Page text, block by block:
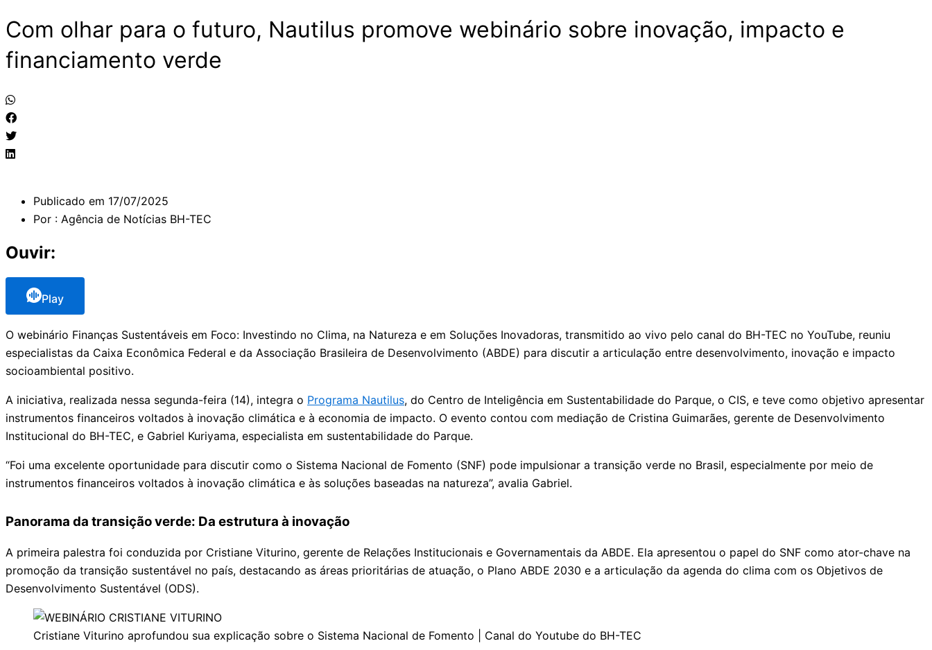
Com olhar para o futuro, Nautilus promove webinário sobre inovação, impacto e
financiamento verde
Publicado em 17/07/2025
Por : Agência de Notícias BH-TEC
Ouvir:
Play
O webinário Finanças Sustentáveis em Foco: Investindo no Clima, na Natureza e em Soluções Inovadoras, transmitido ao vivo pelo canal do BH-TEC no YouTube, reuniu
especialistas da Caixa Econômica Federal e da Associação Brasileira de Desenvolvimento (ABDE) para discutir a articulação entre desenvolvimento, inovação e impacto
socioambiental positivo.
A iniciativa, realizada nessa segunda-feira (14), integra o Programa Nautilus, do Centro de Inteligência em Sustentabilidade do Parque, o CIS, e teve como objetivo apresentar
instrumentos financeiros voltados à inovação climática e à economia de impacto. O evento contou com mediação de Cristina Guimarães, gerente de Desenvolvimento
Institucional do BH-TEC, e Gabriel Kuriyama, especialista em sustentabilidade do Parque.
“Foi uma excelente oportunidade para discutir como o Sistema Nacional de Fomento (SNF) pode impulsionar a transição verde no Brasil, especialmente por meio de
instrumentos financeiros voltados à inovação climática e às soluções baseadas na natureza”, avalia Gabriel.
Panorama da transição verde: Da estrutura à inovação
A primeira palestra foi conduzida por Cristiane Viturino, gerente de Relações Institucionais e Governamentais da ABDE. Ela apresentou o papel do SNF como ator-chave na
promoção da transição sustentável no país, destacando as áreas prioritárias de atuação, o Plano ABDE 2030 e a articulação da agenda do clima com os Objetivos de
Desenvolvimento Sustentável (ODS).
Cristiane Viturino aprofundou sua explicação sobre o Sistema Nacional de Fomento | Canal do Youtube do BH-TEC